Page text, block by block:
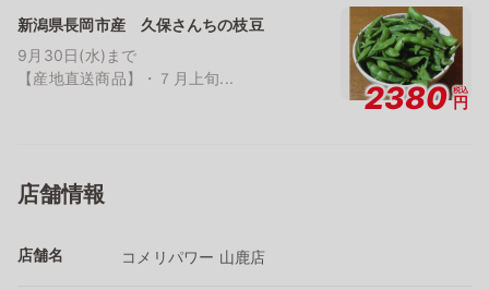
新潟県長岡市産 久保さんちの枝豆
9月30日(水)まで
【産地直送商品】・７月上旬...
2380 税込
円
店舗情報
店舗名 コメリパワー 山鹿店